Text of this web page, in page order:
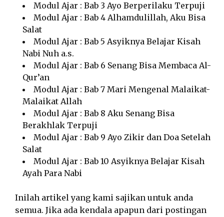
Modul Ajar : Bab 3 Ayo Berperilaku Terpuji
Modul Ajar : Bab 4 Alhamdulillah, Aku Bisa
Salat
Modul Ajar : Bab 5 Asyiknya Belajar Kisah
Nabi Nuh a.s.
Modul Ajar : Bab 6 Senang Bisa Membaca Al-
Qur’an
Modul Ajar : Bab 7 Mari Mengenal Malaikat-
Malaikat Allah
Modul Ajar : Bab 8 Aku Senang Bisa
Berakhlak Terpuji
Modul Ajar : Bab 9 Ayo Zikir dan Doa Setelah
Salat
Modul Ajar : Bab 10 Asyiknya Belajar Kisah
Ayah Para Nabi
Inilah artikel yang kami sajikan untuk anda
semua. Jika ada kendala apapun dari postingan